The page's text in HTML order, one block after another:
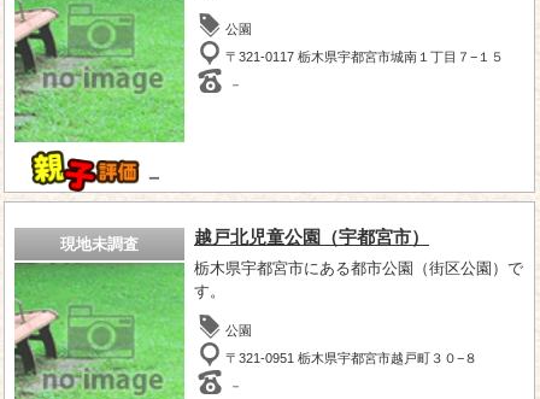
－
公園
〒321-0117 栃木県宇都宮市城南１丁目７−１５
－
現地未調査 越戸北児童公園（宇都宮市）
栃木県宇都宮市にある都市公園（街区公園）で
す。
公園
〒321-0951 栃木県宇都宮市越戸町３０−８
－